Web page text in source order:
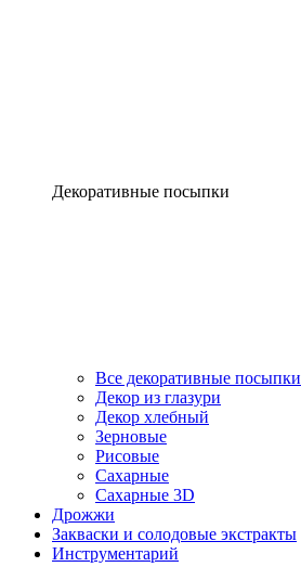
Декоративные посыпки
Все декоративные посыпки
Декор из глазури
Декор хлебный
Зерновые
Рисовые
Сахарные
Сахарные 3D
Дрожжи
Закваски и солодовые экстракты
Инструментарий